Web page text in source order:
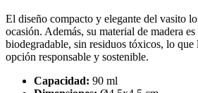
El diseño compacto y elegante del vasito
ocasión. Además, su material de madera
biodegradable, sin residuos tóxicos, lo que
opción responsable y sostenible.
Capacidad: 90 ml